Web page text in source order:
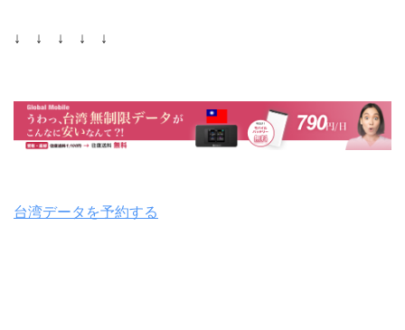
↓ ↓ ↓ ↓ ↓
台湾データを予約する